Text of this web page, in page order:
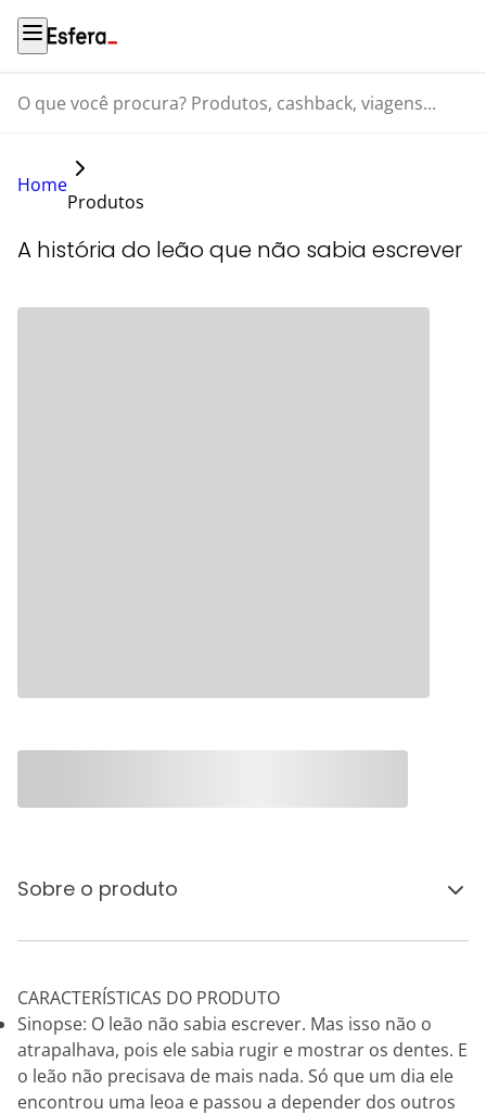
O que você procura? Produtos, cashback, viagens...
Home
Produtos
A história do leão que não sabia escrever
Sobre o produto
CARACTERÍSTICAS DO PRODUTO
Sinopse: O leão não sabia escrever. Mas isso não o
atrapalhava, pois ele sabia rugir e mostrar os dentes. E
o leão não precisava de mais nada. Só que um dia ele
encontrou uma leoa e passou a depender dos outros